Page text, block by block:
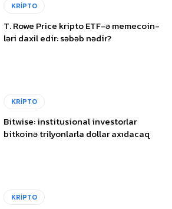
KRİPTO
T. Rowe Price kripto ETF-ə memecoin-
ləri daxil edir: səbəb nədir?
KRİPTO
Bitwise: institusional investorlar
bitkoinə trilyonlarla dollar axıdacaq
KRİPTO